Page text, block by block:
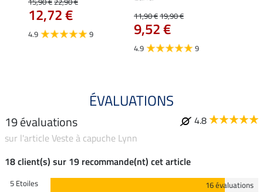
12,72 €
4.9 9
11,90 €19,90 €
9,52 €
4.9 9
ÉVALUATIONS
19 évaluations
4.8
sur l'article Veste à capuche Lynn
18 client(s) sur 19 recommande(nt) cet article
5 Etoiles
16 évaluations